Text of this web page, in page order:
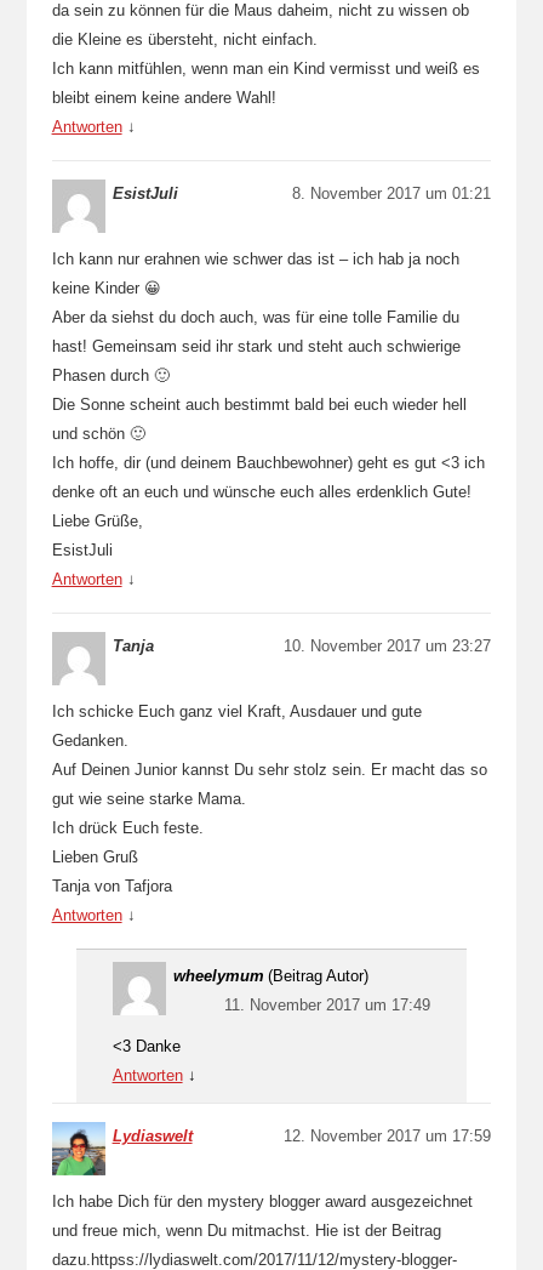
da sein zu können für die Maus daheim, nicht zu wissen ob
die Kleine es übersteht, nicht einfach.
Ich kann mitfühlen, wenn man ein Kind vermisst und weiß es
bleibt einem keine andere Wahl!
Antworten ↓
EsistJuli 8. November 2017 um 01:21
Ich kann nur erahnen wie schwer das ist – ich hab ja noch
keine Kinder 😀
Aber da siehst du doch auch, was für eine tolle Familie du
hast! Gemeinsam seid ihr stark und steht auch schwierige
Phasen durch 🙂
Die Sonne scheint auch bestimmt bald bei euch wieder hell
und schön 🙂
Ich hoffe, dir (und deinem Bauchbewohner) geht es gut <3 ich
denke oft an euch und wünsche euch alles erdenklich Gute!
Liebe Grüße,
EsistJuli
Antworten ↓
Tanja 10. November 2017 um 23:27
Ich schicke Euch ganz viel Kraft, Ausdauer und gute
Gedanken.
Auf Deinen Junior kannst Du sehr stolz sein. Er macht das so
gut wie seine starke Mama.
Ich drück Euch feste.
Lieben Gruß
Tanja von Tafjora
Antworten ↓
wheelymum (Beitrag Autor)
11. November 2017 um 17:49
<3 Danke
Antworten ↓
Lydiaswelt 12. November 2017 um 17:59
Ich habe Dich für den mystery blogger award ausgezeichnet
und freue mich, wenn Du mitmachst. Hie ist der Beitrag
dazu.httpss://lydiaswelt.com/2017/11/12/mystery-blogger-